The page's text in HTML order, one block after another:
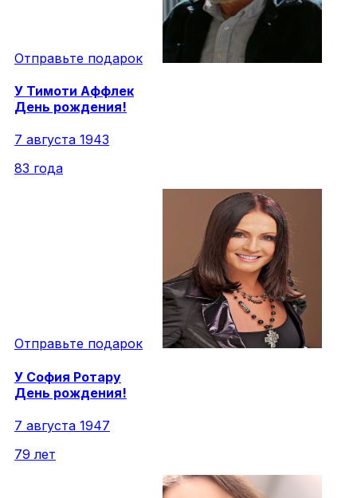
Отправьте подарок
У Тимоти Аффлек
День рождения!
7 августа 1943
83 года
Отправьте подарок
У София Ротару
День рождения!
7 августа 1947
79 лет